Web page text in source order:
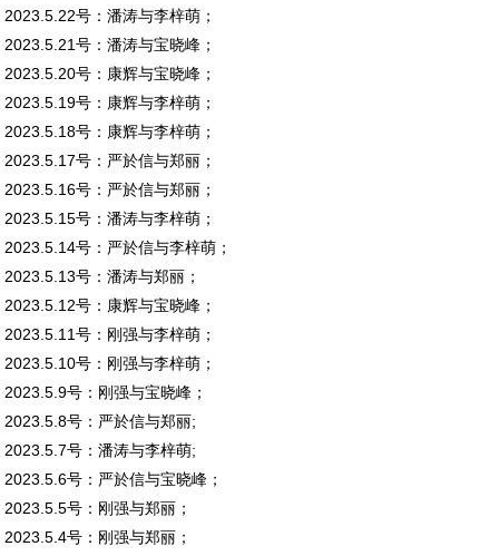
2023.5.22号：潘涛与李梓萌；
2023.5.21号：潘涛与宝晓峰；
2023.5.20号：康辉与宝晓峰；
2023.5.19号：康辉与李梓萌；
2023.5.18号：康辉与李梓萌；
2023.5.17号：严於信与郑丽；
2023.5.16号：严於信与郑丽；
2023.5.15号：潘涛与李梓萌；
2023.5.14号：严於信与李梓萌；
2023.5.13号：潘涛与郑丽；
2023.5.12号：康辉与宝晓峰；
2023.5.11号：刚强与李梓萌；
2023.5.10号：刚强与李梓萌；
2023.5.9号：刚强与宝晓峰；
2023.5.8号：严於信与郑丽;
2023.5.7号：潘涛与李梓萌;
2023.5.6号：严於信与宝晓峰；
2023.5.5号：刚强与郑丽；
2023.5.4号：刚强与郑丽；